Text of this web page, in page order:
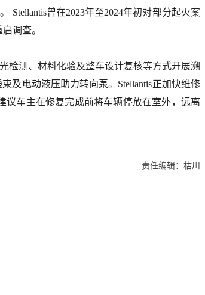
Stellantis曾在2023年至2024年初对部分起火案
调查。
测、材料化验及整车设计复核等方式开展溯
及电动液压助力转向泵。Stellantis正加快维修
议车主在修复完成前将车辆停放在室外，远离
责任编辑：枯川